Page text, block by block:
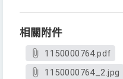
相關附件
1150000764.pdf
1150000764_2.jpg